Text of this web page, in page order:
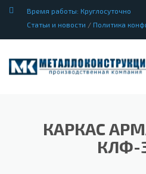
Время работы: Круглосуточно
Статьи и новости / Политика
КАРКАС
КЛФ-